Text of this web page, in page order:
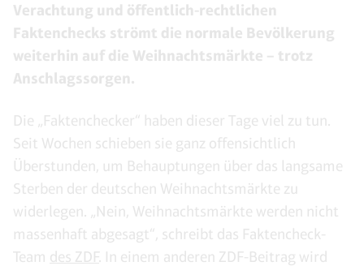
Verachtung und öffentlich-rechtlichen
Faktenchecks strömt die normale Bevölkerung
weiterhin auf die Weihnachtsmärkte – trotz
Anschlagssorgen.
Die „Faktenchecker“ haben dieser Tage viel zu tun.
Seit Wochen schieben sie ganz offensichtlich
Überstunden, um Behauptungen über das langsame
Sterben der deutschen Weihnachtsmärkte zu
widerlegen. „Nein, Weihnachtsmärkte werden nicht
massenhaft abgesagt“, schreibt das Faktencheck-
Team des ZDF . In einem anderen ZDF-Beitrag wird